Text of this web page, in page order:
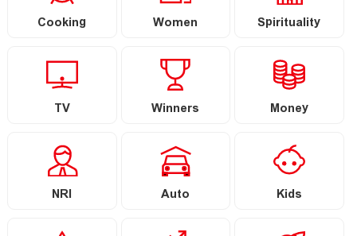
Cooking Women Spirituality
TV Winners Money
NRI Auto Kids